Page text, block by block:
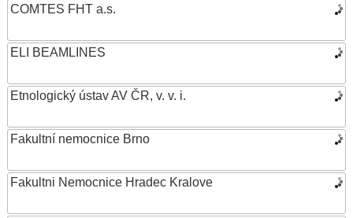
COMTES FHT a.s.
ELI BEAMLINES
Etnologický ústav AV ČR, v. v. i.
Fakultní nemocnice Brno
Fakultni Nemocnice Hradec Kralove